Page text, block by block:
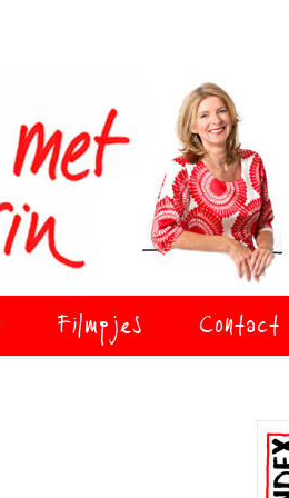
Filmpjes Contact